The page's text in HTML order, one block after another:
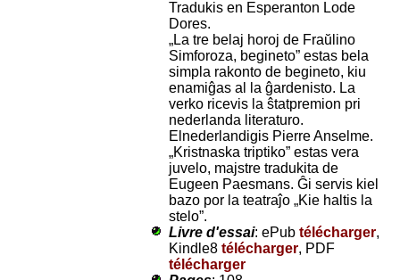
Tradukis en Esperanton Lode
Dores.
„La tre belaj horoj de Fraŭlino
Simforoza, begineto” estas bela
simpla rakonto de begineto, kiu
enamiĝas al la ĝardenisto. La
verko ricevis la ŝtatpremion pri
nederlanda literaturo.
Elnederlandigis Pierre Anselme.
„Kristnaska triptiko” estas vera
juvelo, majstre tradukita de
Eugeen Paesmans. Ĝi servis kiel
bazo por la teatraĵo „Kie haltis la
stelo”.
Livre d'essai: ePub télécharger,
Kindle8 télécharger, PDF
télécharger